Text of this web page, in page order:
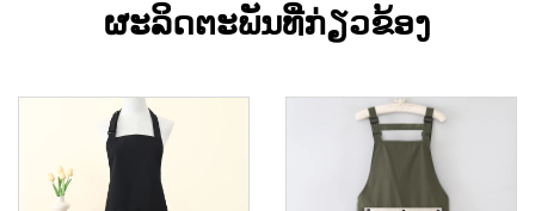
ຜະລິດຕະພັນທີ່ກ່ຽວຂ້ອງ